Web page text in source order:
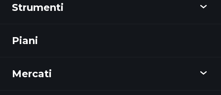
mercado impulsados por IA
Strumenti
Scopri
Piani
Mercati